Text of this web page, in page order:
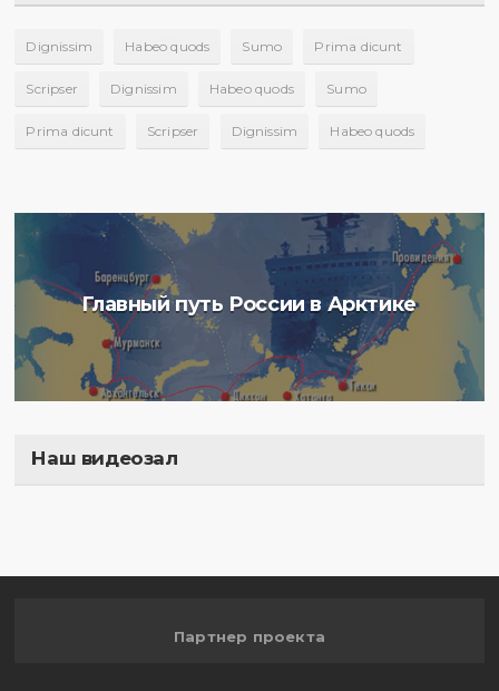
Dignissim Habeo quods Sumo Prima dicunt
Scripser Dignissim Habeo quods Sumo
Prima dicunt Scripser Dignissim Habeo quods
Главный путь России в Арктике
Наш видеозал
Партнер проекта